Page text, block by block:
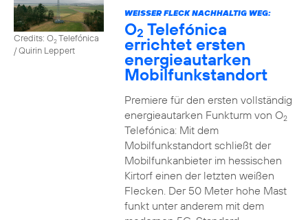
Credits: O2Telefónica
/ Quirin Leppert
WEISSER FLECK NACHHALTIG WEG:
O2 Telefónica
errichtet ersten
energieautarken
Mobilfunkstandort
Premiere für den ersten vollständig
energieautarken Funkturm von O2
Telefónica: Mit dem
Mobilfunkstandort schließt der
Mobilfunkanbieter im hessischen
Kirtorf einen der letzten weißen
Flecken. Der 50 Meter hohe Mast
funkt unter anderem mit dem